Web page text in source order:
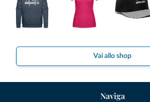
Vai allo shop
Naviga